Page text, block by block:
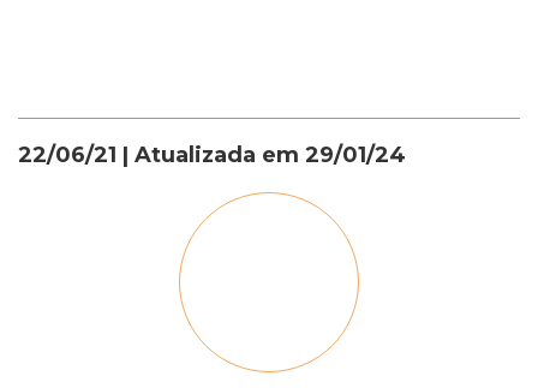
22/06/21 | Atualizada em 29/01/24